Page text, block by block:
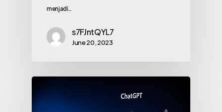
menjadi…
s7FJntQYL7
June 20, 2023